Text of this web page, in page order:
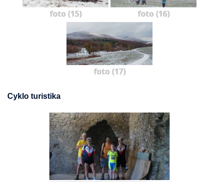
foto (15) foto (16)
foto (17)
Cyklo turistika